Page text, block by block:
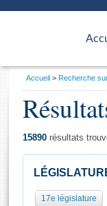
Vous
Accueil Recherche
15890 résultats
17e législature